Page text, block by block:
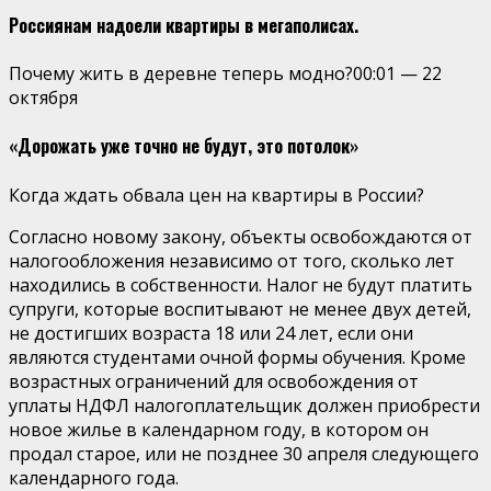
Россиянам надоели квартиры в мегаполисах.
Почему жить в деревне теперь модно?00:01 — 22
октября
«Дорожать уже точно не будут, это потолок»
Когда ждать обвала цен на квартиры в России?
Согласно новому закону, объекты освобождаются от
налогообложения независимо от того, сколько лет
находились в собственности. Налог не будут платить
супруги, которые воспитывают не менее двух детей,
не достигших возраста 18 или 24 лет, если они
являются студентами очной формы обучения. Кроме
возрастных ограничений для освобождения от
уплаты НДФЛ налогоплательщик должен приобрести
новое жилье в календарном году, в котором он
продал старое, или не позднее 30 апреля следующего
календарного года.